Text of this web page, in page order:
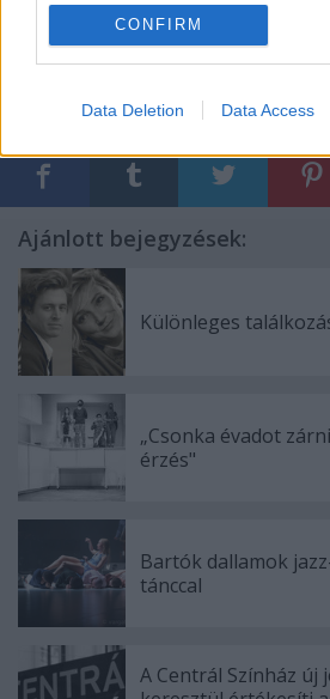
CONFIRM
Data Deletion Data Access
volt hallgatója, (a marosvásárhelyi
Egyetem rektora)
Ajánlott bejegyzések:
Különleges
„Csonka évadot
érzés"
Bartók dallamok
tánccal
A Centrál Színház új